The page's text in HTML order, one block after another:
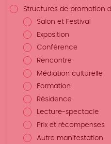
Structures de promotion
Salon et Festival
Exposition
Conférence
Rencontre
Médiation culturelle
Formation
Résidence
Lecture-spectacle
Prix et récompenses
Autre manifestation